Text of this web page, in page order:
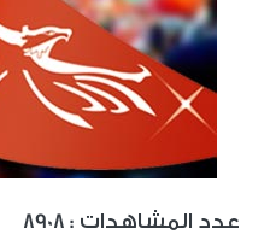
8908 : عدد المشاهدات